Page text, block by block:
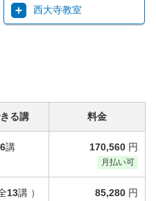
西大寺教室
る講
講
13講 ）
料金
170,560 円
月払い可
85,280 円